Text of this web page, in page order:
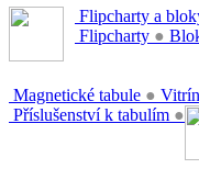
Flipcharty a
Flipcharty ●
Magnetické tabule ●
Příslušenství k tabulím ●